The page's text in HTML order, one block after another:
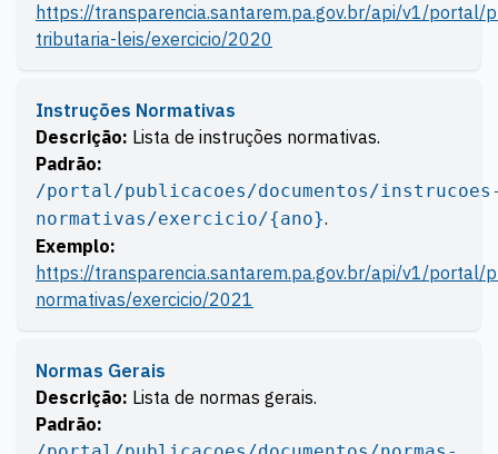
https://transparencia.santarem.pa.gov.br/api/v1/portal/
tributaria-leis/exercicio/2020
Instruções Normativas
Descrição: Lista de instruções normativas.
Padrão:
/portal/publicacoes/documentos/
normativas/exercicio/{ano}.
Exemplo:
https://transparencia.santarem.pa.gov.br/api/v1/portal/
normativas/exercicio/2021
Normas Gerais
Descrição: Lista de normas gerais.
Padrão: